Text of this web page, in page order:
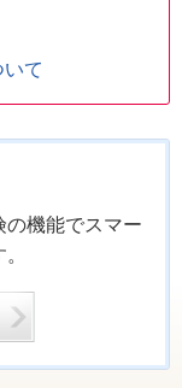
て
の機能でスマー